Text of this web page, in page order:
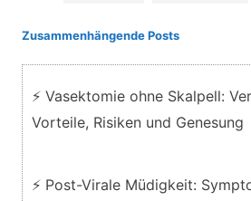
Zusammenhängende Posts
⚡ Vasektomie ohne Skalpell:
Vorteile, Risiken und Genesung
⚡ Post-Virale Müdigkeit: